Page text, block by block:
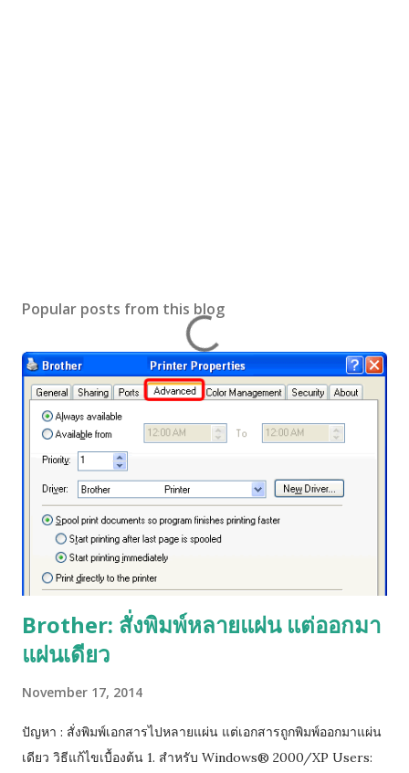
Popular posts from this blog
Brother: สั่งพิมพ์หลายแผ่น แต่ออกมา
แผ่นเดียว
November 17, 2014
ปัญหา : สั่งพิมพ์เอกสารไปหลายแผ่น แต่เอกสารถูกพิมพ์ออกมาแผ่น
เดียว วิธีแก้ไขเบื้องต้น 1. สำหรับ Windows® 2000/XP Users: